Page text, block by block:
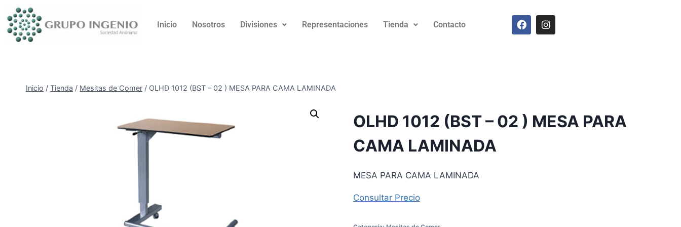
Inicio Nosotros Divisiones Representaciones Tienda Contacto
Inicio / Tienda / Mesitas de Comer / OLHD 1012 (BST – 02 ) MESA PARA CAMA LAMINADA
OLHD 1012 (BST – 02 ) MESA PARA
CAMA LAMINADA
MESA PARA CAMA LAMINADA
Consultar Precio